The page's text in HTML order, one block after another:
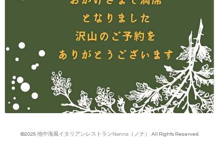
©2026 地中海風イタリアンレストランNonna（ノナ） . All Rights Reserved.